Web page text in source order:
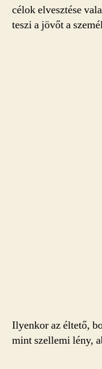
célok elvesztése
teszi a jövőt a
Ilyenkor az éltető,
mint szellemi lény,